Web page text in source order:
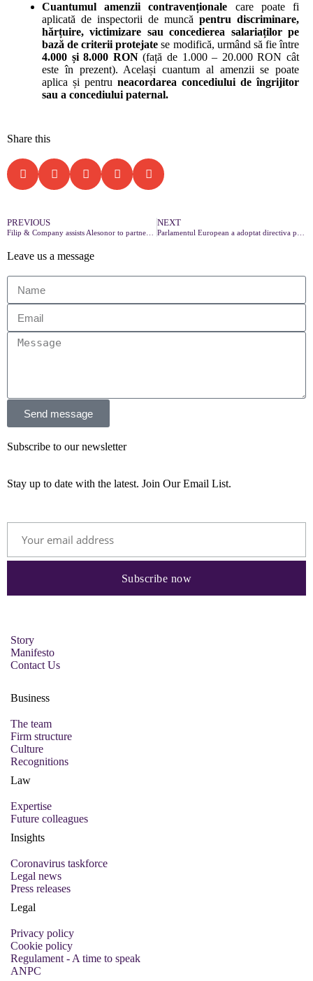
Cuantumul amenzii contravenționale care poate fi
aplicată de inspectorii de muncă pentru discriminare,
hărțuire, victimizare sau concedierea salariaților pe
bază de criterii protejate se modifică, urmând să fie între
4.000 și 8.000 RON(față de 1.000 – 20.000 RON cât
este în prezent). Același cuantum al amenzii se poate
aplica și pentru neacordarea concediului de îngrijitor
sau a concediului paternal.
Share this
PREVIOUS NEXT
Leave us a message
Send message
Subscribe to our newsletter
Stay up to date with the latest. Join Our Email List.
Story
Manifesto
Contact Us
Business
The team
Firm structure
Culture
Recognitions
Law
Expertise
Future colleagues
Insights
Coronavirus taskforce
Legal news
Press releases
Legal
Privacy policy
Cookie policy
Regulament - A time to speak
ANPC